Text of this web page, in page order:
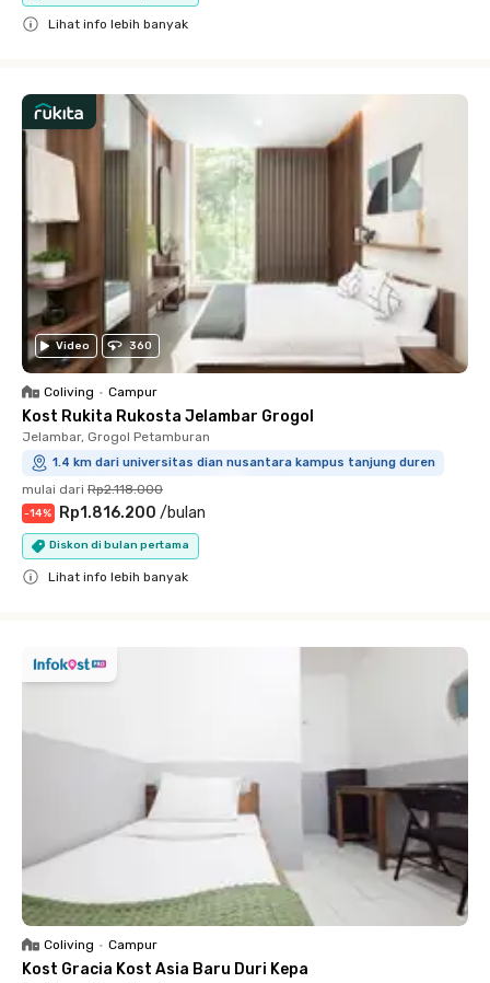
Lihat info lebih banyak
Video 360
Coliving • Campur
Kost Rukita Rukosta Jelambar Grogol
Jelambar, Grogol Petamburan
1.4 km dari universitas dian nusantara kampus tanjung duren
mulai dari Rp2.118.000
-14% Rp1.816.200 /bulan
Diskon di bulan pertama
Lihat info lebih banyak
Coliving • Campur
Kost Gracia Kost Asia Baru Duri Kepa